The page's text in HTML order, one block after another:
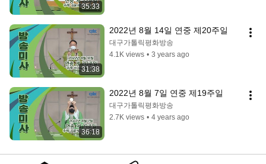
35:33
31:38
2022년 8월 14일 연중 제20주일
대구가톨릭평화방송
4.1K views • 3 years ago
36:18
2022년 8월 7일 연중 제19주일
대구가톨릭평화방송
2.7K views • 4 years ago